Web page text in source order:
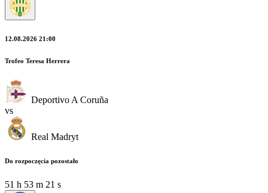
12.08.2026 21:00
Trofeo Teresa Herrera
Deportivo A Coruña
vs
Real Madryt
Do rozpoczęcia pozostało
51 h 53 m 20 s